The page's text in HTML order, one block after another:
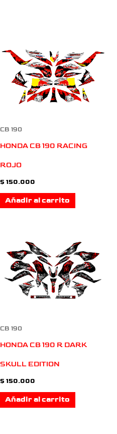
CB 190
HONDA CB 190 RACING
ROJO
$ 150.000
Añadir al carrito
CB 190
HONDA CB 190 R DARK
SKULL EDITION
$ 150.000
Añadir al carrito